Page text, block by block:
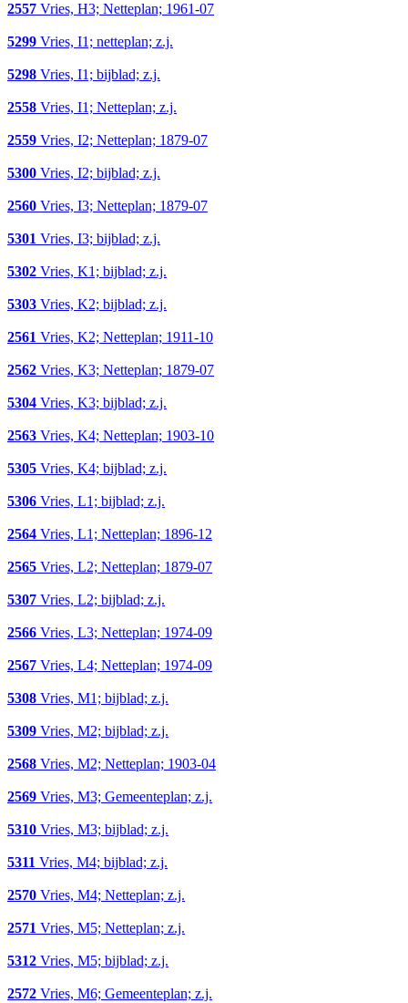
2557 Vries, H3; Netteplan; 1961-07
5299 Vries, I1; netteplan; z.j.
5298 Vries, I1; bijblad; z.j.
2558 Vries, I1; Netteplan; z.j.
2559 Vries, I2; Netteplan; 1879-07
5300 Vries, I2; bijblad; z.j.
2560 Vries, I3; Netteplan; 1879-07
5301 Vries, I3; bijblad; z.j.
5302 Vries, K1; bijblad; z.j.
5303 Vries, K2; bijblad; z.j.
2561 Vries, K2; Netteplan; 1911-10
2562 Vries, K3; Netteplan; 1879-07
5304 Vries, K3; bijblad; z.j.
2563 Vries, K4; Netteplan; 1903-10
5305 Vries, K4; bijblad; z.j.
5306 Vries, L1; bijblad; z.j.
2564 Vries, L1; Netteplan; 1896-12
2565 Vries, L2; Netteplan; 1879-07
5307 Vries, L2; bijblad; z.j.
2566 Vries, L3; Netteplan; 1974-09
2567 Vries, L4; Netteplan; 1974-09
5308 Vries, M1; bijblad; z.j.
5309 Vries, M2; bijblad; z.j.
2568 Vries, M2; Netteplan; 1903-04
2569 Vries, M3; Gemeenteplan; z.j.
5310 Vries, M3; bijblad; z.j.
5311 Vries, M4; bijblad; z.j.
2570 Vries, M4; Netteplan; z.j.
2571 Vries, M5; Netteplan; z.j.
5312 Vries, M5; bijblad; z.j.
2572 Vries, M6; Gemeenteplan; z.j.